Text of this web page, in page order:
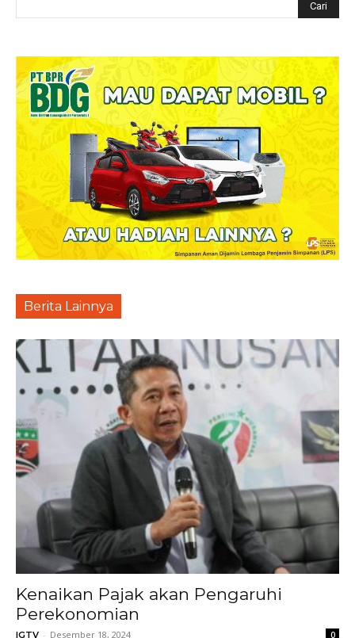
Berita Lainnya
Kenaikan Pajak akan Pengaruhi
Perekonomian
IGTV - Desember 18, 2024 0